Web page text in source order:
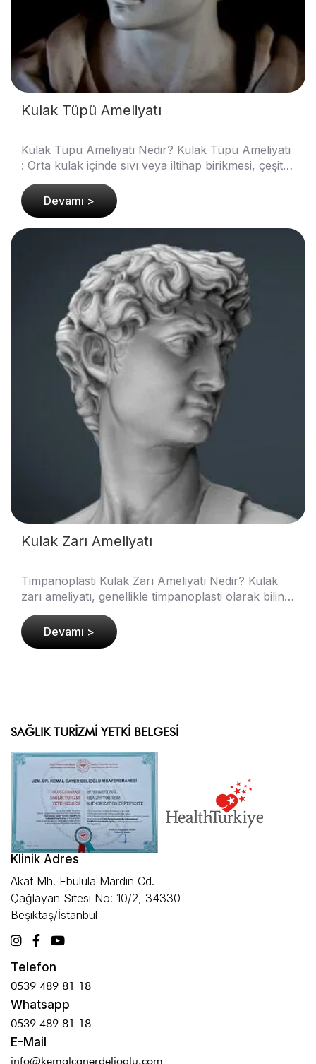
Kulak Tüpü Ameliyatı
Kulak Tüpü Ameliyatı Nedir? Kulak Tüpü Ameliyatı
: Orta kulak içinde sıvı veya iltihap birikmesi, çeşitli
enfeksiyonlar ve alerjiler sonucu ortaya çı..
Devamı >
Kulak Zarı Ameliyatı
Timpanoplasti Kulak Zarı Ameliyatı Nedir? Kulak
zarı ameliyatı, genellikle timpanoplasti olarak bilinir
ve zarar görmüş veya yırtılmış bir kulak zarı..
Devamı >
Klinik Adres
Akat Mh. Ebulula Mardin Cd.
Çağlayan Sitesi No: 10/2, 34330
Beşiktaş/İstanbul
SAĞLIK TURIZMI YETKI BELGESI
Telefon
0539 489 81 18
Whatsapp
0539 489 81 18
E-Mail
info@kemalcanerdelioglu.com